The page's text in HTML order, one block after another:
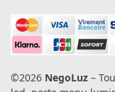
©2026 NegoLuz –